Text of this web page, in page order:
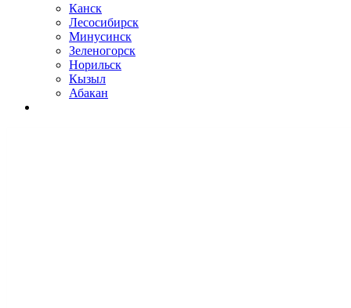
Канск
Лесосибирск
Минусинск
Зеленогорск
Норильск
Кызыл
Абакан